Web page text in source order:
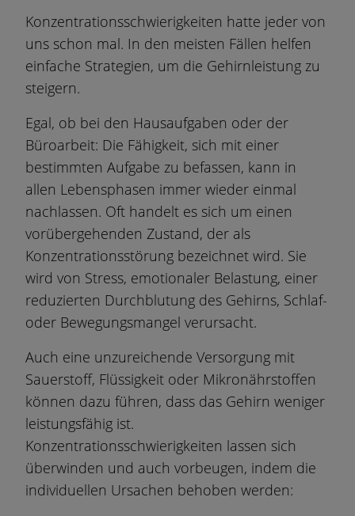
Konzentrationsschwierigkeiten hatte jeder von
uns schon mal. In den meisten Fällen helfen
einfache Strategien, um die Gehirnleistung zu
steigern.
Egal, ob bei den Hausaufgaben oder der
Büroarbeit: Die Fähigkeit, sich mit einer
bestimmten Aufgabe zu befassen, kann in
allen Lebensphasen immer wieder einmal
nachlassen. Oft handelt es sich um einen
vorübergehenden Zustand, der als
Konzentrationsstörung bezeichnet wird. Sie
wird von Stress, emotionaler Belastung, einer
reduzierten Durchblutung des Gehirns, Schlaf-
oder Bewegungsmangel verursacht.
Auch eine unzureichende Versorgung mit
Sauerstoff, Flüssigkeit oder Mikronährstoffen
können dazu führen, dass das Gehirn weniger
leistungsfähig ist.
Konzentrationsschwierigkeiten lassen sich
überwinden und auch vorbeugen, indem die
individuellen Ursachen behoben werden: